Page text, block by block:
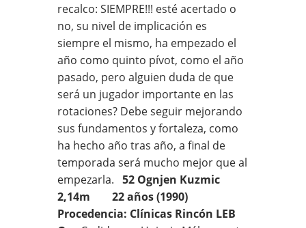
recalco: SIEMPRE!!! esté acertado o
no, su nivel de implicación es
siempre el mismo, ha empezado el
año como quinto pívot, como el año
pasado, pero alguien duda de que
será un jugador importante en las
rotaciones? Debe seguir mejorando
sus fundamentos y fortaleza, como
ha hecho año tras año, a final de
temporada será mucho mejor que al
empezarla. 52 Ognjen Kuzmic
2,14m 22 años (1990)
Procedencia: Clínicas Rincón LEB